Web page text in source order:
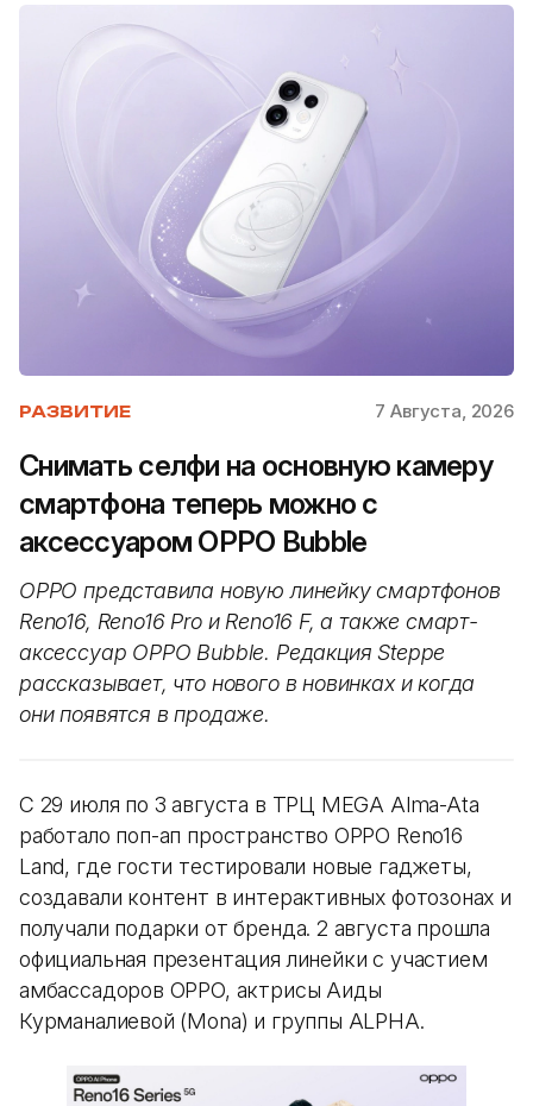
РАЗВИТИЕ 7 Августа, 2026
Снимать селфи на основную камеру
смартфона теперь можно с
аксессуаром OPPO Bubble
OPPO представила новую линейку смартфонов
Reno16, Reno16 Pro и Reno16 F, а также смарт-
аксессуар OPPO Bubble. Редакция Steppe
рассказывает, что нового в новинках и когда
они появятся в продаже.
С 29 июля по 3 августа в ТРЦ MEGA Alma-Ata
работало поп-ап пространство OPPO Reno16
Land, где гости тестировали новые гаджеты,
создавали контент в интерактивных фотозонах и
получали подарки от бренда. 2 августа прошла
официальная презентация линейки с участием
амбассадоров OPPO, актрисы Аиды
Курманалиевой (Mona) и группы ALPHA.